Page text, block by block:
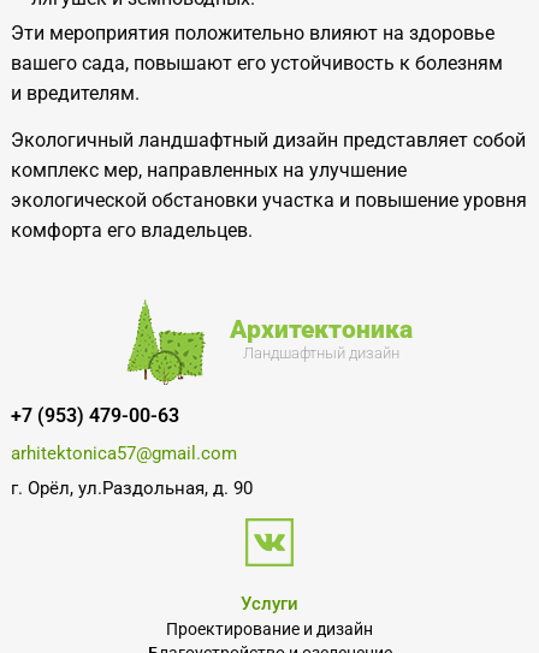
Эти мероприятия положительно влияют на здоровье
вашего сада, повышают его устойчивость к болезням
и вредителям.
Экологичный ландшафтный дизайн представляет собой
комплекс мер, направленных на улучшение
экологической обстановки участка и повышение уровня
комфорта его владельцев.
Архитектоника
Ландшафтный дизайн
+7 (953) 479-00-63
arhitektonica57@gmail.com
г. Орёл, ул.Раздольная, д. 90
Услуги
Проектирование и дизайн